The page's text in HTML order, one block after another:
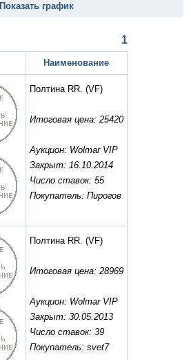
Показать график
1
Наименование
Полтина RR. (VF)
Итоговая цена: 25420
Аукцион: Wolmar VIP
Закрыт: 16.10.2014
Число ставок: 55
Покупатель: Пирогов
Полтина RR. (VF)
Итоговая цена: 28969
Аукцион: Wolmar VIP
Закрыт: 30.05.2013
Число ставок: 39
Покупатель: svet7